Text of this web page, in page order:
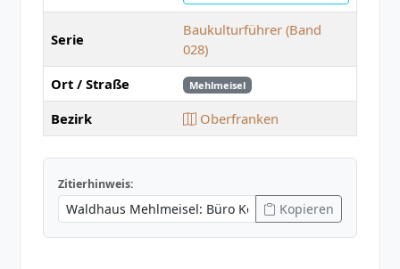
Serie
Baukulturführer (Band
028)
Ort / Straße
Mehlmeisel
Bezirk Oberfranken
Zitierhinweis:
Kopieren